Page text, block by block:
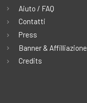
Aiuto / FAQ
Contatti
Press
Banner & Affilliazione
Credits